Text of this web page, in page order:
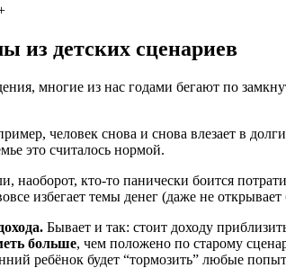
из детских сценариев
многие из нас годами бегают по
человек снова и снова влезает в
это считалось нормой.
наоборот, кто-то панически боится
избегает темы денег (даже не
Бывает и так: стоит доходу
больше, чем положено по старому
ребёнок будет “тормозить” любые